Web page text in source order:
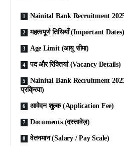
Nainital Bank Recruitment
महत्वपूर्ण तिथियाँ (Important Dates)
Age Limit (आयु सीमा)
पद और रिक्तियां (Vacancy Details)
Nainital Bank Recruitment
प्रक्रिया)
आवेदन शुल्क (Application Fee)
Documents (दस्तावेज़)
वेतनमान (Salary / Pay Scale)